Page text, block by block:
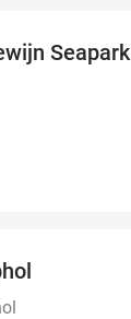
Seapark